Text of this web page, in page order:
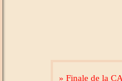
» Finale de la